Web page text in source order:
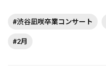
#渋谷凪咲卒業コンサート
#2月